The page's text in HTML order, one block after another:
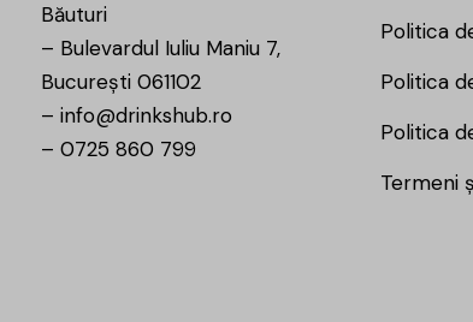
Băuturi
– Bulevardul Iuliu Maniu 7,
București 061102
– info@drinkshub.ro
– 0725 860 799
Politica
Politica
Politica
Termeni